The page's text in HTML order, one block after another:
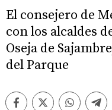
El consejero de
con los alcaldes
Oseja de
del Parque
FacebookTwitter